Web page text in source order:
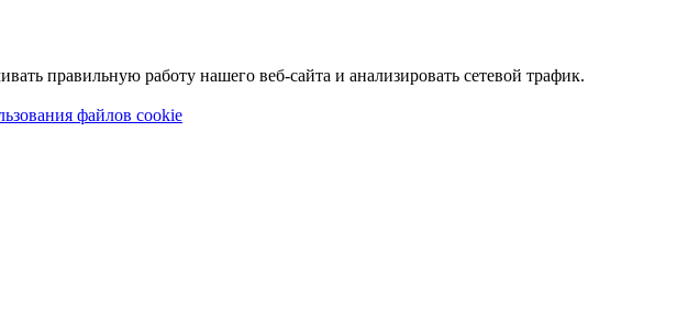
правильную работу нашего веб-сайта и анализировать сетевой трафик.
файлов cookie